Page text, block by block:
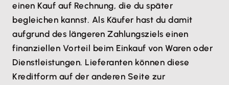
einen Kauf auf Rechnung, die du später
begleichen kannst. Als Käufer hast du damit
aufgrund des längeren Zahlungsziels einen
finanziellen Vorteil beim Einkauf von Waren oder
Dienstleistungen. Lieferanten können diese
Kreditform auf der anderen Seite zur